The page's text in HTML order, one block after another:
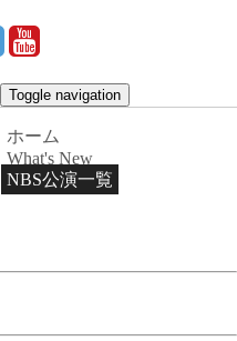
Toggle navigation
ホーム
What's New
NBS公演一覧